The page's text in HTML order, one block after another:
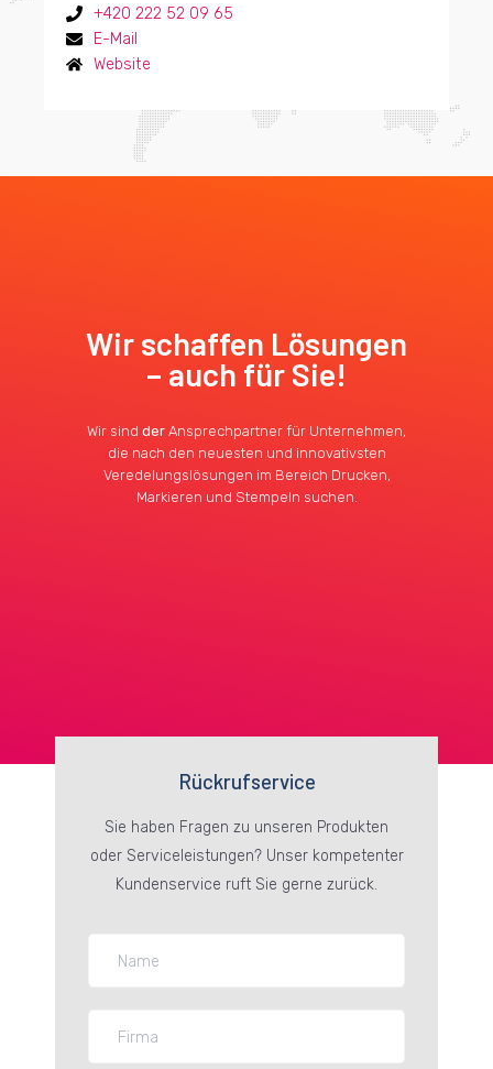
+420 222 52 09 65
E-Mail
Website
Wir schaffen Lösungen
– auch für Sie!
Wir sind der Ansprechpartner für Unternehmen,
die nach den neuesten und innovativsten
Veredelungslösungen im Bereich Drucken,
Markieren und Stempeln suchen.
Rückrufservice
Sie haben Fragen zu unseren Produkten
oder Serviceleistungen? Unser kompetenter
Kundenservice ruft Sie gerne zurück.